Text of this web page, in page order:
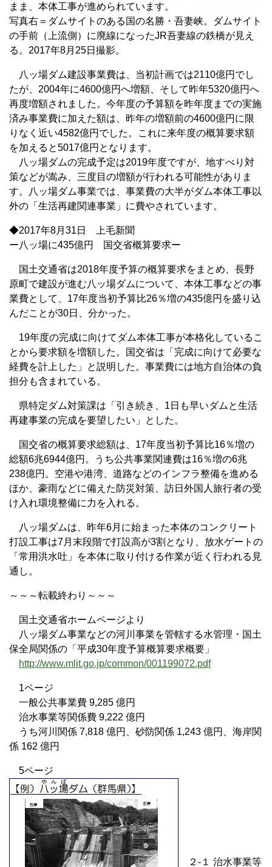
まま、本体工事が進められています。
写真右＝ダムサイトのある国の名勝・吾妻峡。ダムサイト
の手前（上流側）に廃線になったJR吾妻線の鉄橋が見え
る。2017年8月25日撮影。
八ッ場ダム建設事業費は、当初計画では2110億円でし
たが、2004年に4600億円へ増額、そして昨年5320億円へ
再度増額されました。今年度の予算額を昨年度までの実施
済み事業費に加えた額は、昨年の増額前の4600億円に限
りなく近い4582億円でした。これに来年度の概算要求額
を加えると5017億円となります。
八ッ場ダムの完成予定は2019年度ですが、地すべり対
策などが嵩み、三度目の増額が行われる可能性がありま
す。八ッ場ダム事業では、事業費の大半がダム本体工事以
外の「生活再建関連事業」に費やされています。
◆2017年8月31日 上毛新聞
ー八ッ場に435億円 国交省概算要求ー
国土交通省は2018年度予算の概算要求をまとめ、長野
原町で建設が進む八ッ場ダムについて、本体工事などの事
業費として、17年度当初予算比26％増の435億円を盛り込
んだことが30日、分かった。
19年度の完成に向けてダム本体工事が本格化しているこ
とから要求額を増額した。国交省は「完成に向けて必要な
経費を計上した」と説明した。事業費には地方自治体の負
担分も含まれている。
県特定ダム対策課は「引き続き、1日も早いダムと生活
再建事業の完成を要望したい」とした。
国交省の概算要求総額は、17年度当初予算比16％増の
総額6兆6944億円。うち公共事業関連費は16％増の6兆
238億円。空港や港湾、道路などのインフラ整備を進める
ほか、豪雨などに備えた防災対策、訪日外国人旅行者の受
け入れ環境整備に力を入れる。
八ッ場ダムは、昨年6月に始まった本体のコンクリート
打設工事は7月末段階で打設高が3割となり、放水ゲートの
「常用洪水吐」を本体に取り付ける作業が近く行われる見
通し。
～～～転載終わり～～～
国土交通省ホームページより
八ッ場ダム事業などの河川事業を管轄する水管理・国土
保全局関係の「平成30年度予算概算要求概要」
http://www.mlit.go.jp/common/001199072.pdf
1ページ
一般公共事業費 9,285 億円
治水事業等関係費 9,222 億円
うち河川関係 7,818 億円、砂防関係 1,243 億円、海岸関
係 162 億円
5ページ
２-１ 治水事業等